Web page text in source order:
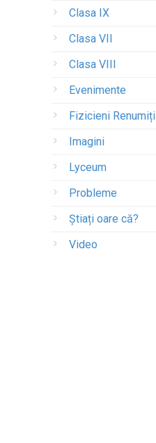
Clasa IX
Clasa VII
Clasa VIII
Evenimente
Fizicieni Renumiți
Imagini
Lyceum
Probleme
Știați oare că?
Video